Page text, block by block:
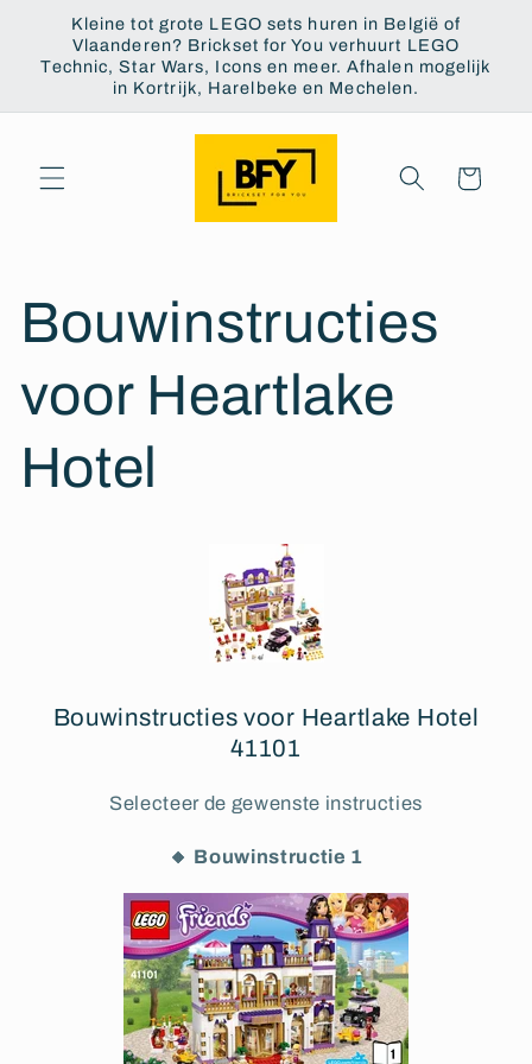
naar de
content
Kleine tot grote LEGO sets huren in België of
Vlaanderen? Brickset for You verhuurt LEGO
Technic, Star Wars, Icons en meer. Afhalen mogelijk
in Kortrijk, Harelbeke en Mechelen.
Winkelwagen
Bouwinstructies
voor Heartlake
Hotel
Bouwinstructies voor Heartlake Hotel
41101
Selecteer de gewenste instructies
🔸 Bouwinstructie 1